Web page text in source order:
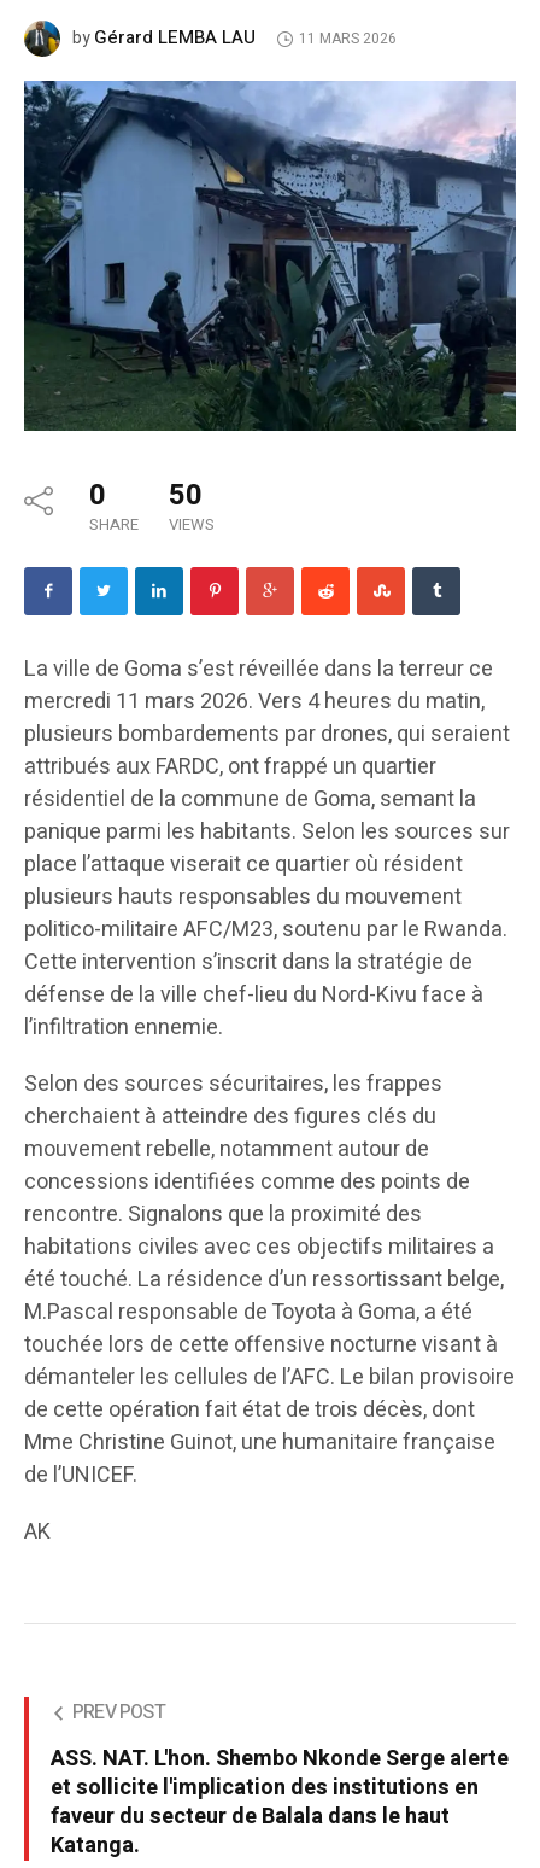
byGérard LEMBA LAU 11 MARS 2026
0
SHARE
50
VIEWS
La ville de Goma s’est réveillée dans la terreur ce
mercredi 11 mars 2026. Vers 4 heures du matin,
plusieurs bombardements par drones, qui seraient
attribués aux FARDC, ont frappé un quartier
résidentiel de la commune de Goma, semant la
panique parmi les habitants. Selon les sources sur
place l’attaque viserait ce quartier où résident
plusieurs hauts responsables du mouvement
politico-militaire AFC/M23, soutenu par le Rwanda.
Cette intervention s’inscrit dans la stratégie de
défense de la ville chef-lieu du Nord-Kivu face à
l’infiltration ennemie.
Selon des sources sécuritaires, les frappes
cherchaient à atteindre des figures clés du
mouvement rebelle, notamment autour de
concessions identifiées comme des points de
rencontre. Signalons que la proximité des
habitations civiles avec ces objectifs militaires a
été touché. La résidence d’un ressortissant belge,
M.Pascal responsable de Toyota à Goma, a été
touchée lors de cette offensive nocturne visant à
démanteler les cellules de l’AFC. Le bilan provisoire
de cette opération fait état de trois décès, dont
Mme Christine Guinot, une humanitaire française
de l’UNICEF.
AK
PREV POST
ASS. NAT. L'hon. Shembo Nkonde Serge alerte
et sollicite l'implication des institutions en
faveur du secteur de Balala dans le haut
Katanga.